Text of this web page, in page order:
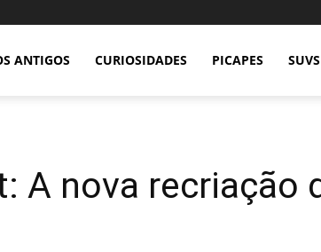
ANTIGOS CURIOSIDADES PICAPES SUVS
A nova recriação